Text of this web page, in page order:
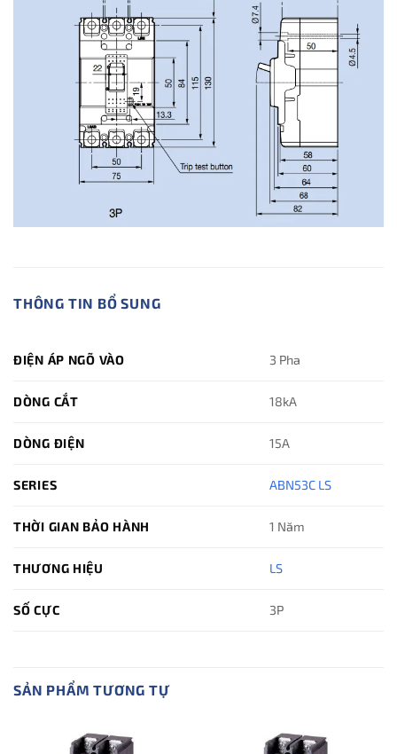
THÔNG TIN BỔ SUNG
ĐIỆN ÁP NGÕ VÀO 3 Pha
DÒNG CẮT 18kA
DÒNG ĐIỆN 15A
SERIES ABN53C LS
THỜI GIAN BẢO HÀNH 1 Năm
THƯƠNG HIỆU LS
SỐ CỰC 3P
SẢN PHẨM TƯƠNG TỰ